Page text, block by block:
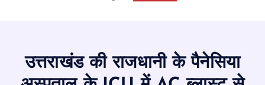
उत्तराखंड की राजधानी के पैनेसिया